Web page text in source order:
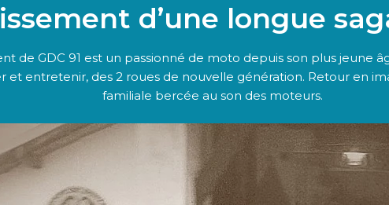
d’une longue
de GDC 91 est un passionné de moto depuis son plus jeune
et entretenir, des 2 roues de nouvelle génération. Retour en
familiale bercée au son des moteurs.